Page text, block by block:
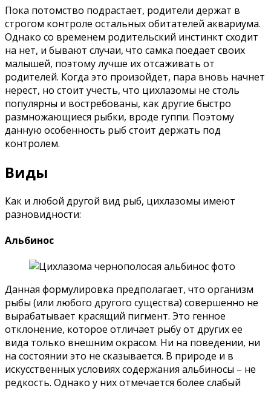
Пока потомство подрастает, родители держат в
строгом контроле остальных обитателей аквариума.
Однако со временем родительский инстинкт сходит
на нет, и бывают случаи, что самка поедает своих
малышей, поэтому лучше их отсаживать от
родителей. Когда это произойдет, пара вновь начнет
нерест, но стоит учесть, что цихлазомы не столь
популярны и востребованы, как другие быстро
размножающиеся рыбки, вроде гуппи. Поэтому
данную особенность рыб стоит держать под
контролем.
Виды
Как и любой другой вид рыб, цихлазомы имеют
разновидности:
Альбинос
Данная формулировка предполагает, что организм
рыбы (или любого другого существа) совершенно не
вырабатывает красящий пигмент. Это генное
отклонение, которое отличает рыбу от других ее
вида только внешним окрасом. Ни на поведении, ни
на состоянии это не сказывается. В природе и в
искусственных условиях содержания альбиносы – не
редкость. Однако у них отмечается более слабый